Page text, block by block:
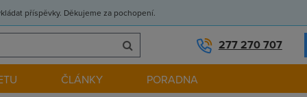
příspěvky. Děkujeme za pochopení.
277 270 707
ČLÁNKY PORADNA